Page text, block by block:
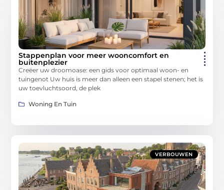
Stappenplan voor meer wooncomfort en
buitenplezier
Creëer uw droomoase: een gids voor optimaal woon- en
tuingenot Uw huis is meer dan alleen een stapel stenen; het is
uw toevluchtsoord, de plek
Woning En Tuin
VERBOUWEN